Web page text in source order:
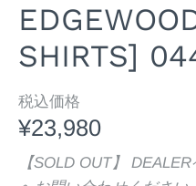
SHIRTS]
税込価格
¥23,980
【SOLD OUT】